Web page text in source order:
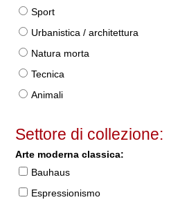
Sport
Urbanistica / architettura
Natura morta
Tecnica
Animali
Settore di collezione:
Arte moderna classica:
Bauhaus
Espressionismo